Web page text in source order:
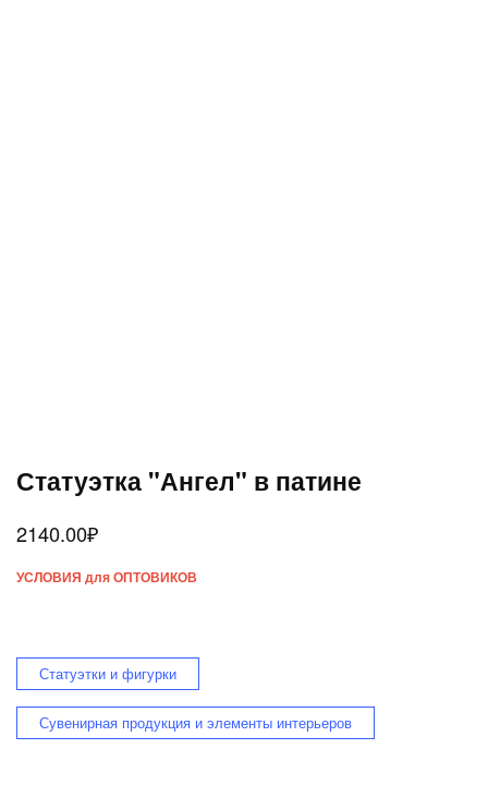
Статуэтка "Ангел" в патине
2140.00₽
УСЛОВИЯ для ОПТОВИКОВ
Статуэтки и фигурки
Сувенирная продукция и элементы интерьеров